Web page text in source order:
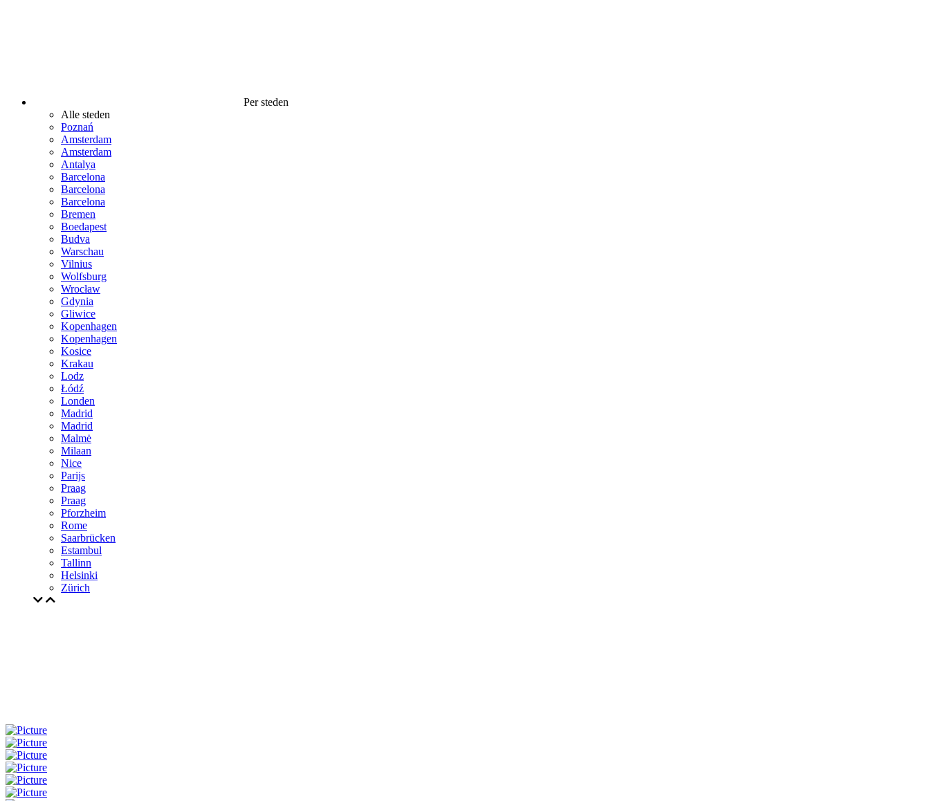
Per steden
Alle steden
Poznań
Amsterdam
Amsterdam
Antalya
Barcelona
Barcelona
Barcelona
Bremen
Boedapest
Budva
Warschau
Vilnius
Wolfsburg
Wrocław
Gdynia
Gliwice
Kopenhagen
Kopenhagen
Kosice
Krakau
Lodz
Łódź
Londen
Madrid
Madrid
Malmė
Milaan
Nice
Parijs
Praag
Praag
Pforzheim
Rome
Saarbrücken
Estambul
Tallinn
Helsinki
Zürich